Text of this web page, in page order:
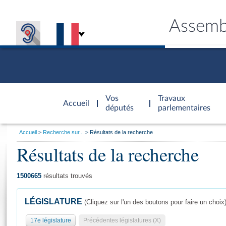
Accueil
d'accueil
Vos
députés
Travaux
parlementaires
Général
Vous
Accueil Recherche sur... Résultats de la recherche
Résultats de la recherche
1500665 résultats trouvés
LÉGISLATURE (Cliquez sur l'un des boutons pour faire un choix)
17e législature Précédentes législatures (X)